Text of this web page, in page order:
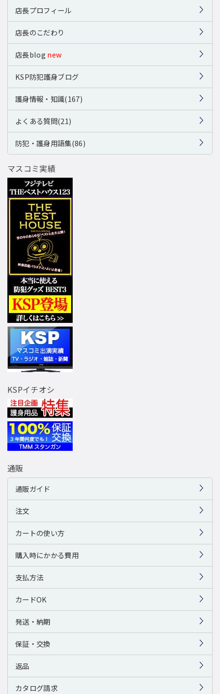
店長プロフィール
店長のこだわり
店長blog new
KSP防犯護身ブログ
護身情報・知識(167)
よくある質問(21)
防犯・護身用語集(86)
マスコミ実績
KSPイチオシ
通販
通販ガイド
注文
カートの使い方
購入時にかかる費用
支払方法
カードOK
発送・納期
保証・交換
返品
カタログ請求